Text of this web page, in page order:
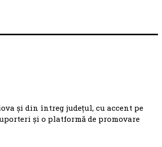
și din întreg județul, cu accent pe
și o platformă de promovare